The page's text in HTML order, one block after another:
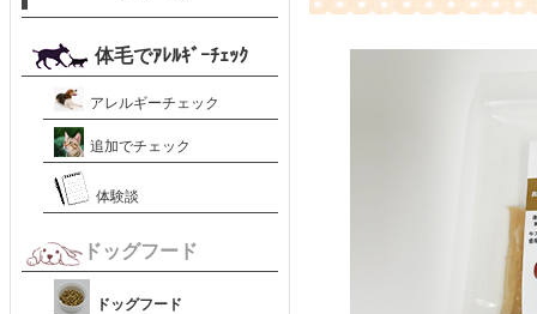
体毛でｱﾚﾙｷﾞｰﾁｪｯｸ
アレルギーチェック
追加でチェック
体験談
ドッグフード
ドッグフード